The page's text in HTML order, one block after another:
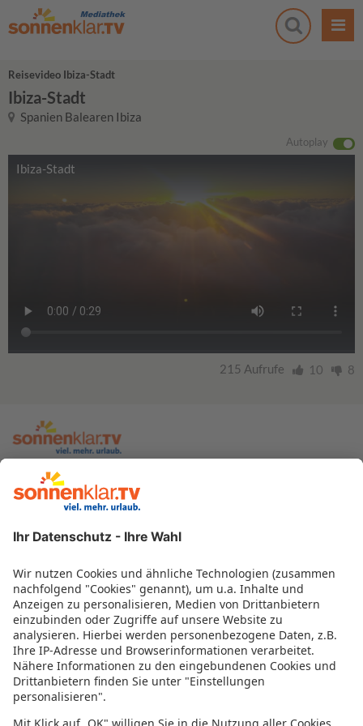
Reisevideo Ibiza-Stadt
Ibiza-Stadt
Spanien Balearen Ibiza
Autoplay
Ibiza-Stadt
215 Aufrufe 10 8
zur sonnenklar.TV Webseite
Moderatoren
Impressum
Informationen zur Barrierefreiheit
Datenschutz
Datenschutzeinstellungen